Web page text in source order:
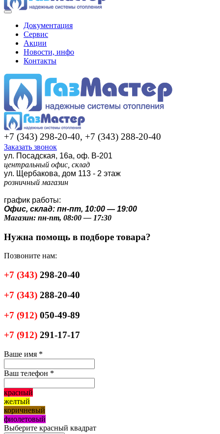
Документация
Сервис
Акции
Новости, инфо
Контакты
+7 (343) 298-20-40, +7 (343) 288-20-40
Заказать звонок
ул. Посадская, 16а, оф. В-201
центральный офис, склад
ул. Щербакова, дом 113 - 2 этаж
розничный магазин
график работы:
Офис, склад: пн-пт, 10:00 — 19:00
Магазин: пн-пт, 08:00 — 17:30
Нужна помощь в подборе товара?
Позвоните нам:
+7 (343) 298-20-40
+7 (343) 288-20-40
+7 (912) 050-49-89
+7 (912) 291-17-17
Ваше имя *
Ваш телефон *
красный
желтый
коричневый
фиолетовый
Выберите красный квадрат